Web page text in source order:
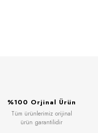
%100 Orjinal Ürün
Tüm ürünlerimiz orijinal
ürün garantilidir